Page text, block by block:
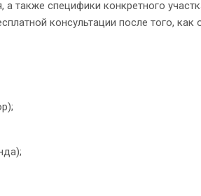
также специфики конкретного
консультации после того, как